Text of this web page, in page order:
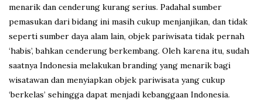
menarik dan cenderung kurang serius. Padahal sumber
pemasukan dari bidang ini masih cukup menjanjikan, dan tidak
seperti sumber daya alam lain, objek pariwisata tidak pernah
‘habis’, bahkan cenderung berkembang. Oleh karena itu, sudah
saatnya Indonesia melakukan branding yang menarik bagi
wisatawan dan menyiapkan objek pariwisata yang cukup
‘berkelas’ sehingga dapat menjadi kebanggaan Indonesia.